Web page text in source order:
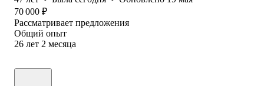
70 000 ₽
Рассматривает предложения
Общий опыт
26 лет 2 месяца